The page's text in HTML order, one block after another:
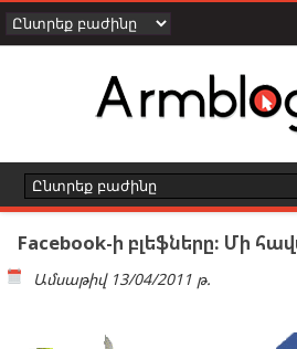
Facebook-ի բլեֆները: Մի
Ամսաթիվ 13/04/2011 թ.